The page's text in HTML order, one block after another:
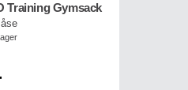
Training Gymsack